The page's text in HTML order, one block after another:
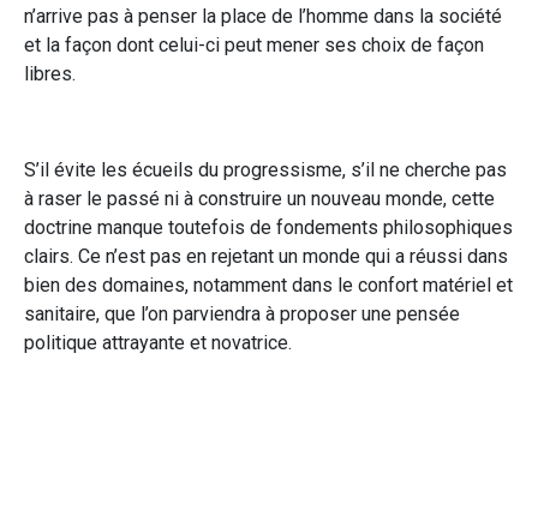
n’arrive pas à penser la place de l’homme dans la société
et la façon dont celui-ci peut mener ses choix de façon
libres.
S’il évite les écueils du progressisme, s’il ne cherche pas
à raser le passé ni à construire un nouveau monde, cette
doctrine manque toutefois de fondements philosophiques
clairs. Ce n’est pas en rejetant un monde qui a réussi dans
bien des domaines, notamment dans le confort matériel et
sanitaire, que l’on parviendra à proposer une pensée
politique attrayante et novatrice.